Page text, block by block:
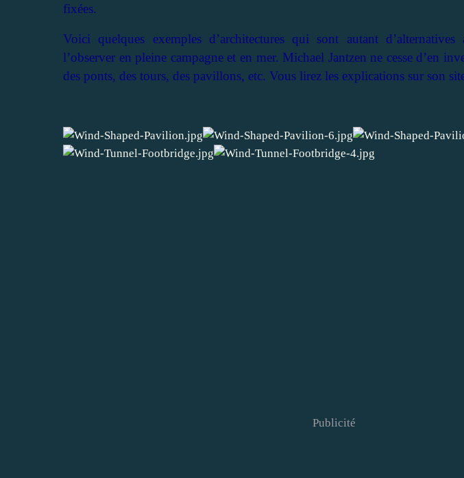
fixées.
Voici quelques exemples d’architectures qui sont autant
l’observer en pleine campagne et en mer. Michael Jantzen ne cesse d’en
des ponts, des tours, des pavillons, etc. Vous lirez les explications sur son
Publicité